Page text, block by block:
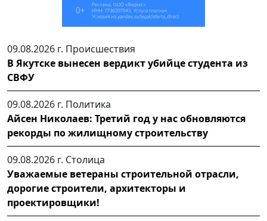
09.08.2026 г. Происшествия
В Якутске вынесен вердикт убийце студента из
СВФУ
09.08.2026 г. Политика
Айсен Николаев: Третий год у нас обновляются
рекорды по жилищному строительству
09.08.2026 г. Столица
Уважаемые ветераны строительной отрасли,
дорогие строители, архитекторы и
проектировщики!